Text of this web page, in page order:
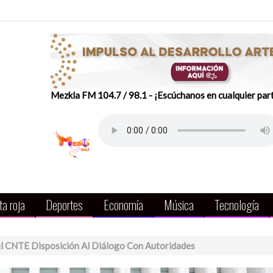
Mezkla FM 104.7 / 98.1 - ¡Escúchanos en cualquier
roja Deportes Economía Música Tecnología
CNTE Disposición Al Diálogo Con Autoridades